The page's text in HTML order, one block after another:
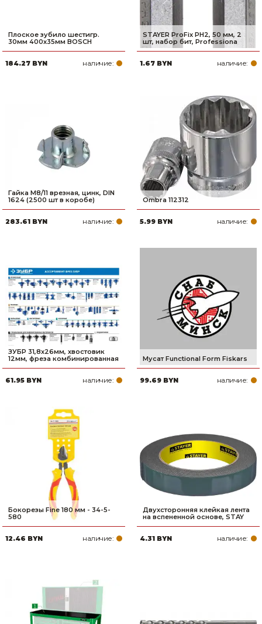
Плоское зубило шестигр.
30мм 400х35мм BOSCH
184.27 BYN наличие:
STAYER ProFix PH2, 50 мм, 2
шт, набор бит, Professiona
1.67 BYN наличие:
Гайка М8/11 врезная, цинк, DIN
1624 (2500 шт в коробе)
283.61 BYN наличие:
Ombra 112312
5.99 BYN наличие:
ЗУБР 31,8x26мм, хвостовик
12мм, фреза комбинированная
61.95 BYN наличие:
Мусат Functional Form Fiskars
99.69 BYN наличие:
Бокорезы Fine 180 мм - 34-5-
580
12.46 BYN наличие:
Двухсторонняя клейкая лента
на вспененной основе, STAY
4.31 BYN наличие: